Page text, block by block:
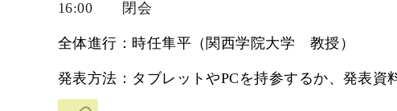
16:00 閉会
全体進行：時任隼平（関西学院大学 教授）
発表方法：タブレットやPCを持参するか、発表資